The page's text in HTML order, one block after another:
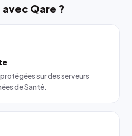
Qare ?
sur des serveurs
de Santé.